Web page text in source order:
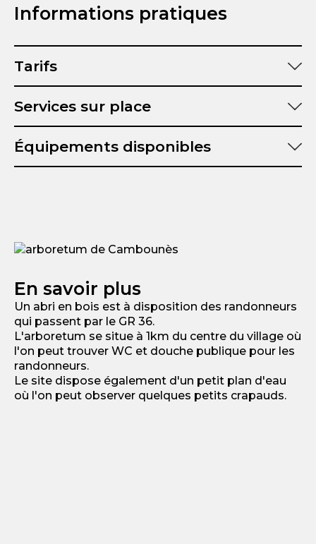
Informations pratiques
Tarifs
Services sur place
Équipements disponibles
En savoir plus
Un abri en bois est à disposition des randonneurs
qui passent par le GR 36.
L'arboretum se situe à 1km du centre du village où
l'on peut trouver WC et douche publique pour les
randonneurs.
Le site dispose également d'un petit plan d'eau
où l'on peut observer quelques petits crapauds.